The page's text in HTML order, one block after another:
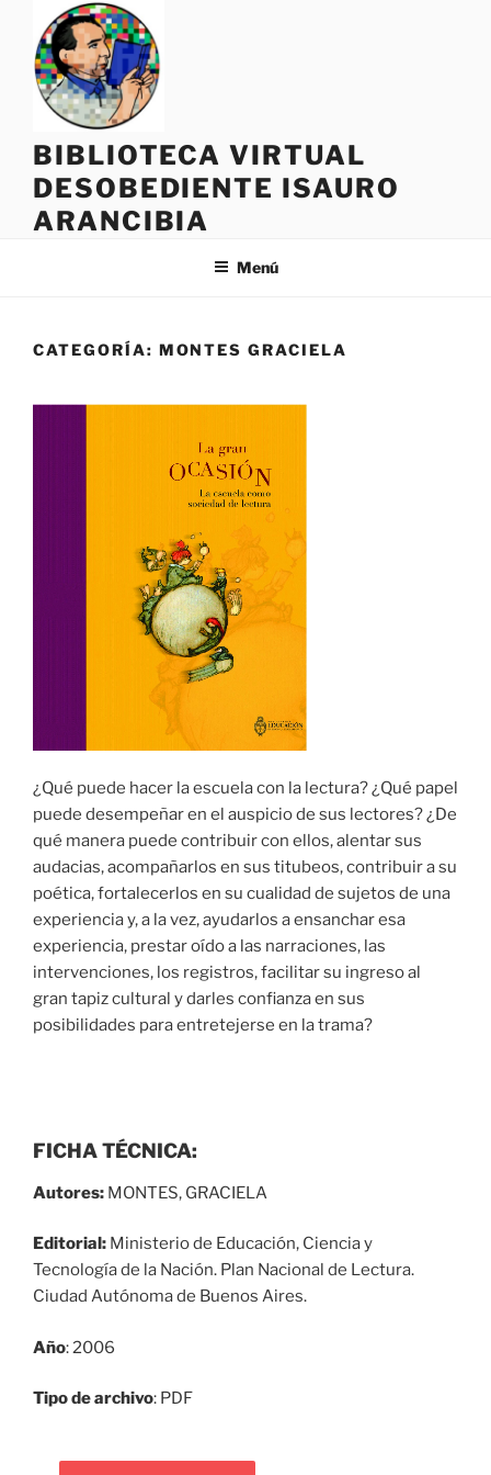
contenido
BIBLIOTECA VIRTUAL
DESOBEDIENTE ISAURO
ARANCIBIA
Menú
CATEGORÍA: MONTES GRACIELA
¿Qué puede hacer la escuela con la lectura? ¿Qué papel
puede desempeñar en el auspicio de sus lectores? ¿De
qué manera puede contribuir con ellos, alentar sus
audacias, acompañarlos en sus titubeos, contribuir a su
poética, fortalecerlos en su cualidad de sujetos de una
experiencia y, a la vez, ayudarlos a ensanchar esa
experiencia, prestar oído a las narraciones, las
intervenciones, los registros, facilitar su ingreso al
gran tapiz cultural y darles confianza en sus
posibilidades para entretejerse en la trama?
FICHA TÉCNICA:
Autores: MONTES, GRACIELA
Editorial: Ministerio de Educación, Ciencia y
Tecnología de la Nación. Plan Nacional de Lectura.
Ciudad Autónoma de Buenos Aires.
Año: 2006
Tipo de archivo: PDF